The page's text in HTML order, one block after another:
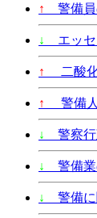
↑ 警備員
↓ エッセ
↑ 二酸化
↑ 警備人
↓ 警察行
↓ 警備業
↓ 警備に